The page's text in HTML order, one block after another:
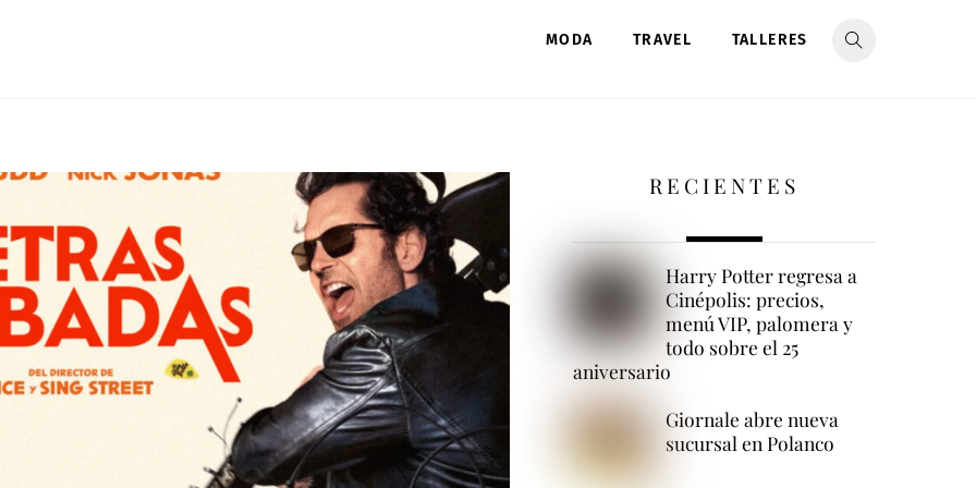
MODA TRAVEL TALLERES
RECIENTES
Harry Potter regresa a
Cinépolis: precios,
menú VIP, palomera y
todo sobre el 25
aniversario
Giornale abre nueva
sucursal en Polanco